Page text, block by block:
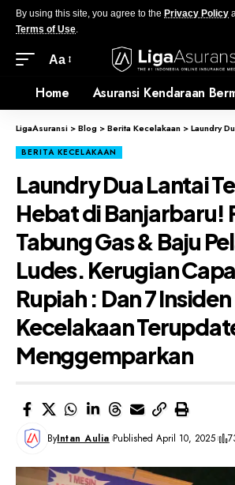
By using this site, you agree to the Privacy Policy
Terms of Use.
Aa
Home Asuransi Kendaraan
LigaAsuransi >Blog >Berita Kecelakaan >Laundry Dua Lantai Terbakar Hebat di Banjarbaru!
BERITA KECELAKAAN
Laundry Dua Lantai
Hebat di Banjarbaru!
Tabung Gas & Baju
Ludes. Kerugian
Rupiah : Dan 7 Insiden
Kecelakaan
Menggemparkan
ByIntan Aulia Published April 10, 2025